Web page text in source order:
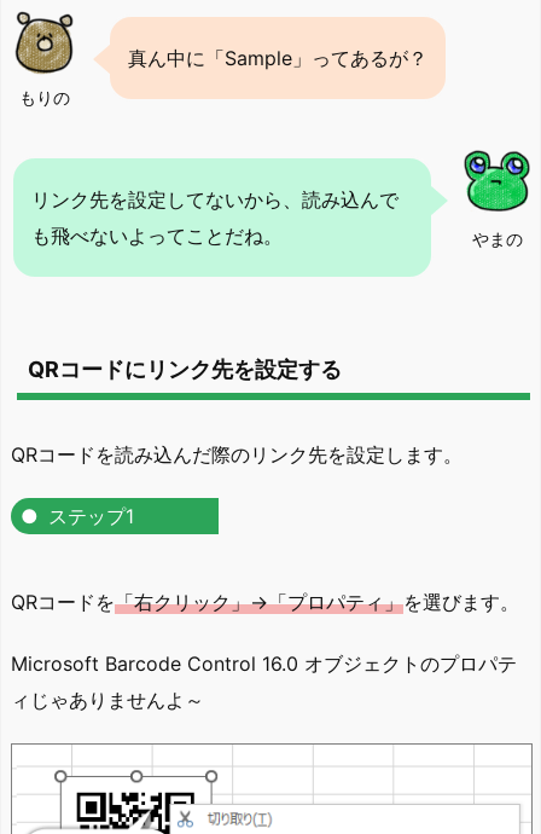
もりの
真ん中に「Sample」ってあるが？
やまの
リンク先を設定してないから、読み込んで
も飛べないよってことだね。
QRコードにリンク先を設定する
QRコードを読み込んだ際のリンク先を設定します。
ステップ1
QRコードを「右クリック」→「プロパティ」を選びます。
Microsoft Barcode Control 16.0 オブジェクトのプロパテ
ィじゃありませんよ～